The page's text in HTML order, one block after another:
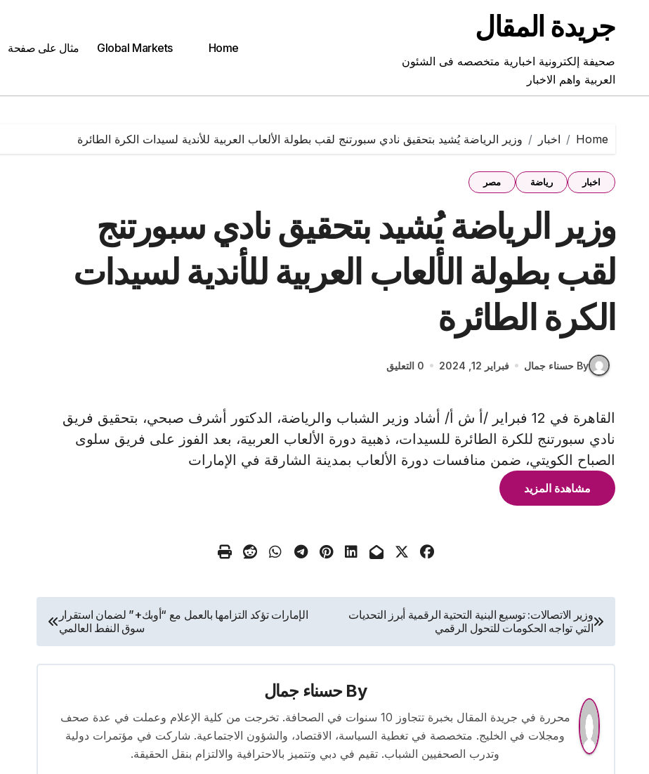
contentجريدة المقال
صحيفة إلكترونية اخبارية متخصصه فى الشئون
العربية واهم الاخبار
Home
Global Markets مثال على صفحة
Home اخبار وزير الرياضة يُشيد بتحقيق نادي سبورتنج لقب بطولة الألعاب العربية للأندية لسيدات الكرة الطائرة
اخبار رياضة مصر
وزير الرياضة يُشيد بتحقيق نادي سبورتنج
لقب بطولة الألعاب العربية للأندية لسيدات
الكرة الطائرة
By حسناء جمال فبراير 12, 2024 0 التعليق
القاهرة في 12 فبراير /أ ش أ/ أشاد وزير الشباب والرياضة، الدكتور أشرف صبحي، بتحقيق فريق
نادي سبورتنج للكرة الطائرة للسيدات، ذهبية دورة الألعاب العربية، بعد الفوز على فريق سلوى
الصباح الكويتي، ضمن منافسات دورة الألعاب بمدينة الشارقة في الإمارات
مشاهدة المزيد
تصفّح
المقالات
وزير الاتصالات: توسيع البنية التحتية الرقمية أبرز التحديات
التي تواجه الحكومات للتحول الرقمي
الإمارات تؤكد التزامها بالعمل مع “أوبك+” لضمان استقرار
سوق النفط العالمي
By حسناء جمال
محررة في جريدة المقال بخبرة تتجاوز 10 سنوات في الصحافة. تخرجت من كلية الإعلام وعملت في عدة صحف
ومجلات في الخليج. متخصصة في تغطية السياسة، الاقتصاد، والشؤون الاجتماعية. شاركت في مؤتمرات دولية
وتدرب الصحفيين الشباب. تقيم في دبي وتتميز بالاحترافية والالتزام بنقل الحقيقة.